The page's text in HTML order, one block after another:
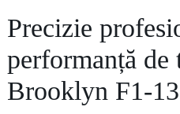
Precizie
performanță
Brooklyn F1-